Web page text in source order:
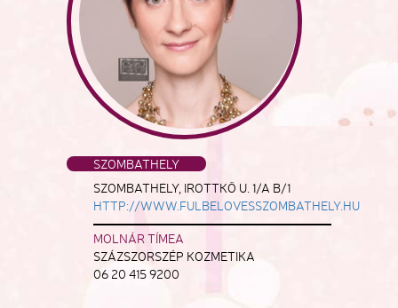
SZOMBATHELY
SZOMBATHELY, IROTTKŐ U. 1/A B/1
HTTP://WWW.FULBELOVESSZOMBATHELY.HU
MOLNÁR TÍMEA
SZÁZSZORSZÉP KOZMETIKA
06 20 415 9200